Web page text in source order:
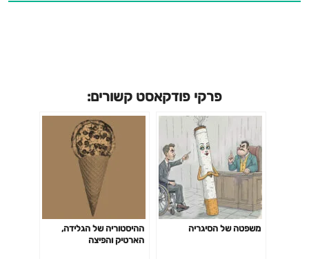
פרקי פודקאסט קשורים:
משפטה של הסיגריה
ההיסטוריה של הגלידה,
הארטיק והפיצה